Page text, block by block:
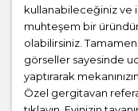
kullanabileceğiniz ve
muhteşem bir
olabilirsiniz. Tamamen
görseller sayesinde
yaptırarak
Özel gergitavan